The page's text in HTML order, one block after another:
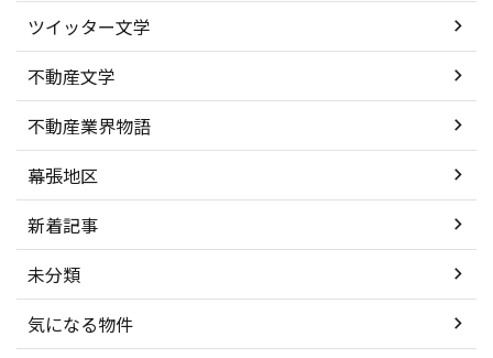
ツイッター文学
不動産文学
不動産業界物語
幕張地区
新着記事
未分類
気になる物件